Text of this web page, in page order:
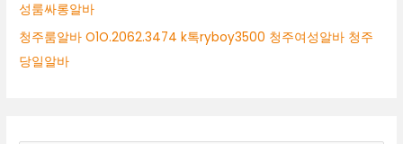
성룸싸롱알바
청주룸알바 O1O.2062.3474 k톡ryboy3500 청주여성알바 청주
당일알바